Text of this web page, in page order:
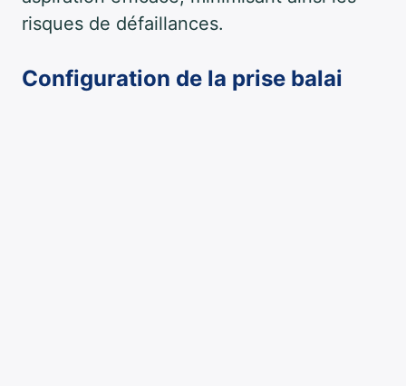
risques de défaillances.
Configuration de la prise balai